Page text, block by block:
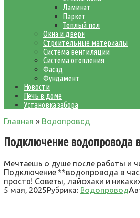
Ламинат
Паркет
Теплый пол
Окна и двери
Строительные материалы
Система вентиляции
Система отопления
Фасад
Фундамент
Новости
Печь в доме
Установка забора
Главная » Водопровод
Подключение водопровода
Мечтаешь о душе после работы и
Подключение **водопровода в
просто! Советы, лайфхаки и
5 мая, 2025Рубрика: Водопровод